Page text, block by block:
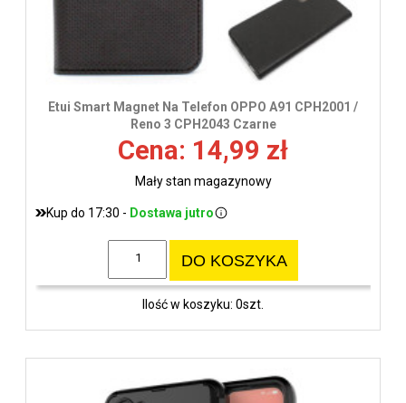
Etui Smart Magnet Na Telefon OPPO A91 CPH2001 /
Reno 3 CPH2043 Czarne
Cena: 14,99 zł
Mały stan magazynowy
Kup do 17:30 - Dostawa jutro
DO KOSZYKA
Ilość w koszyku: 0szt.